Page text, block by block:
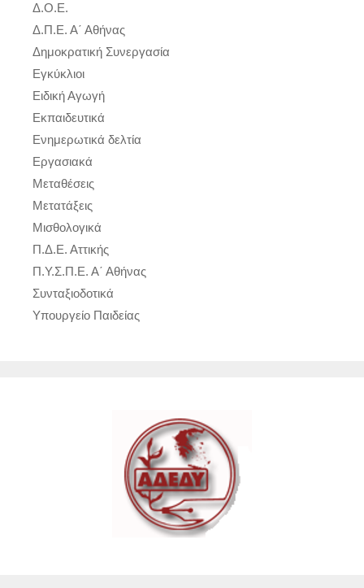
Δ.Ο.Ε.
Δ.Π.Ε. Α΄ Αθήνας
Δημοκρατική Συνεργασία
Εγκύκλιοι
Ειδική Αγωγή
Εκπαιδευτικά
Ενημερωτικά δελτία
Εργασιακά
Μεταθέσεις
Μετατάξεις
Μισθολογικά
Π.Δ.Ε. Αττικής
Π.Υ.Σ.Π.Ε. Α΄ Αθήνας
Συνταξιοδοτικά
Υπουργείο Παιδείας